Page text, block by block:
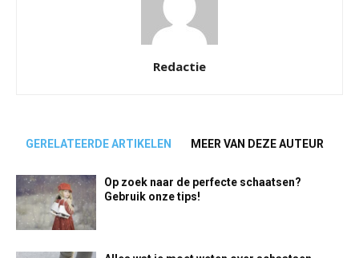
Redactie
GERELATEERDE ARTIKELEN MEER VAN DEZE AUTEUR
Op zoek naar de perfecte schaatsen?
Gebruik onze tips!